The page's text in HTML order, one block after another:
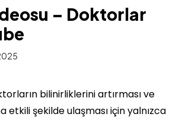
– Doktorlar
bilinirliklerini artırması ve
etkili şekilde ulaşması için yalnızca